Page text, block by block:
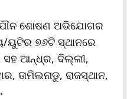
ଶୋଷଣ ଅଭିଯୋଗର
ୟୁଟିର ୭୬ଟି ସ୍ଥାନରେ
ଆନ୍ଧ୍ର, ଦିଲ୍ଲୀ,
ତାମିଲନାଡୁ, ରାଜସ୍ଥାନ,